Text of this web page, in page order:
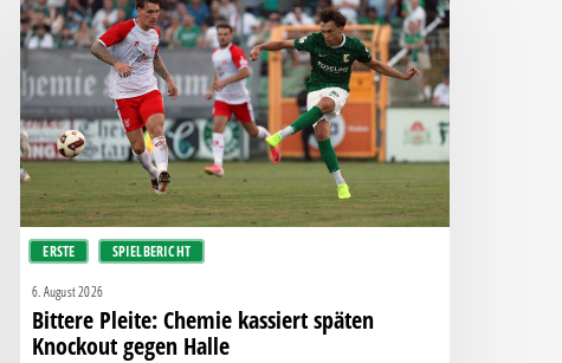
ERSTE SPIELBERICHT
Chemie
kassiert
späten
Knockout
gegen
Halle
6. August 2026
Bittere Pleite: Chemie kassiert späten
Knockout gegen Halle